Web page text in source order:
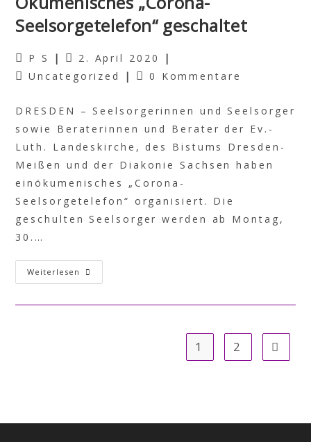
Seelsorgetelefon“ geschaltet
P S
2. April 2020
Uncategorized
0 Kommentare
DRESDEN – Seelsorgerinnen und Seelsorger
sowie Beraterinnen und Berater der Ev.-
Luth. Landeskirche, des Bistums Dresden-
Meißen und der Diakonie Sachsen haben
einökumenisches „Corona-
Seelsorgetelefon“ organisiert. Die
geschulten Seelsorger werden ab Montag,
30.…
Weiterlesen
1 2